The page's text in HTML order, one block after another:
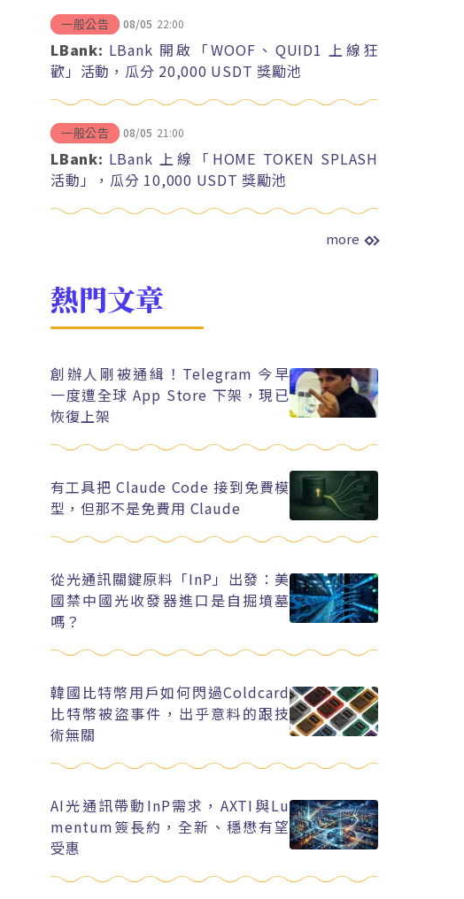
一般公告 08/05 22:00
LBank: LBank 開啟「WOOF、QUID1 上線狂
歡」活動，瓜分 20,000 USDT 獎勵池
一般公告 08/05 21:00
LBank: LBank 上線「HOME TOKEN SPLASH
活動」，瓜分 10,000 USDT 獎勵池
more
熱門文章
創辦人剛被通緝！Telegram 今早
一度遭全球 App Store 下架，現已
恢復上架
有工具把 Claude Code 接到免費模
型，但那不是免費用 Claude
從光通訊關鍵原料「InP」出發：美
國禁中國光收發器進口是自掘墳墓
嗎？
韓國比特幣用戶如何閃過Coldcard
比特幣被盜事件，出乎意料的跟技
術無關
AI光通訊帶動InP需求，AXTI與Lu
mentum簽長約，全新、穩懋有望
受惠